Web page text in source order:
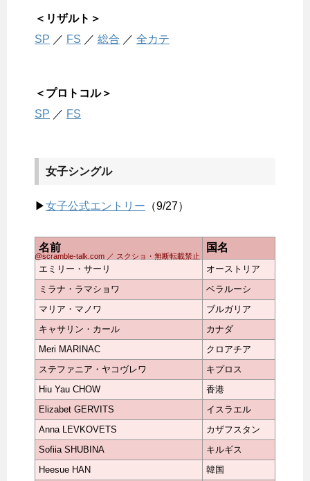
＜リザルト＞
SP ／ FS ／ 総合 ／ 全カテ
＜プロトコル＞
SP ／ FS
女子シングル
▶女子公式エントリー （9/27）
@scramble-talk.com ／ スクショ・無断転載禁止
名前 国名
エミリー・サーリ
オーストリア
ミラナ・ラマショワ
ベラルーシ
マリア・マノワ
ブルガリア
キャサリン・カール
カナダ
Meri MARINAC
クロアチア
ステファニア・ヤコヴレワ
キプロス
Hiu Yau CHOW
香港
Elizabet GERVITS
イスラエル
Anna LEVKOVETS
カザフスタン
Sofiia SHUBINA
キルギス
Heesue HAN
韓国